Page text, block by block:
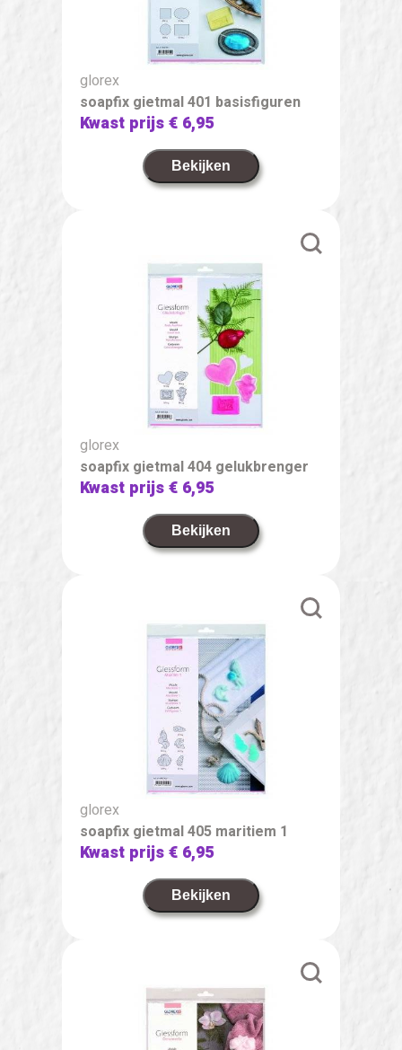
glorex
soapfix gietmal 401 basisfiguren
Kwast prijs€ 6,95
Bekijken
glorex
soapfix gietmal 404 gelukbrenger
Kwast prijs€ 6,95
Bekijken
glorex
soapfix gietmal 405 maritiem 1
Kwast prijs€ 6,95
Bekijken